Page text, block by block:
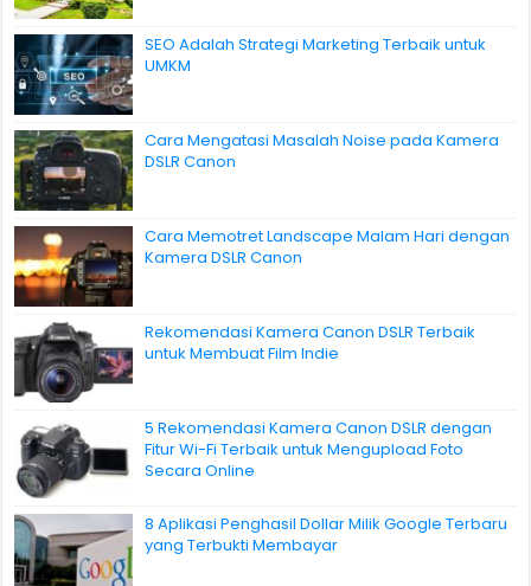
SEO Adalah Strategi Marketing Terbaik untuk
UMKM
Cara Mengatasi Masalah Noise pada Kamera
DSLR Canon
Cara Memotret Landscape Malam Hari dengan
Kamera DSLR Canon
Rekomendasi Kamera Canon DSLR Terbaik
untuk Membuat Film Indie
5 Rekomendasi Kamera Canon DSLR dengan
Fitur Wi-Fi Terbaik untuk Mengupload Foto
Secara Online
8 Aplikasi Penghasil Dollar Milik Google Terbaru
yang Terbukti Membayar